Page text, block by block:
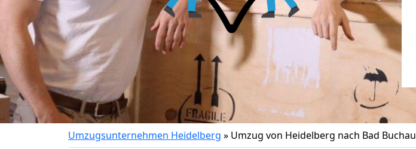
Umzugsunternehmen Heidelberg » Umzug von Heidelberg nach Bad Buchau